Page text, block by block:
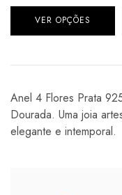
VER OPÇÕES
Anel 4 Flores Prata
Dourada. Uma joia
elegante e intemporal.